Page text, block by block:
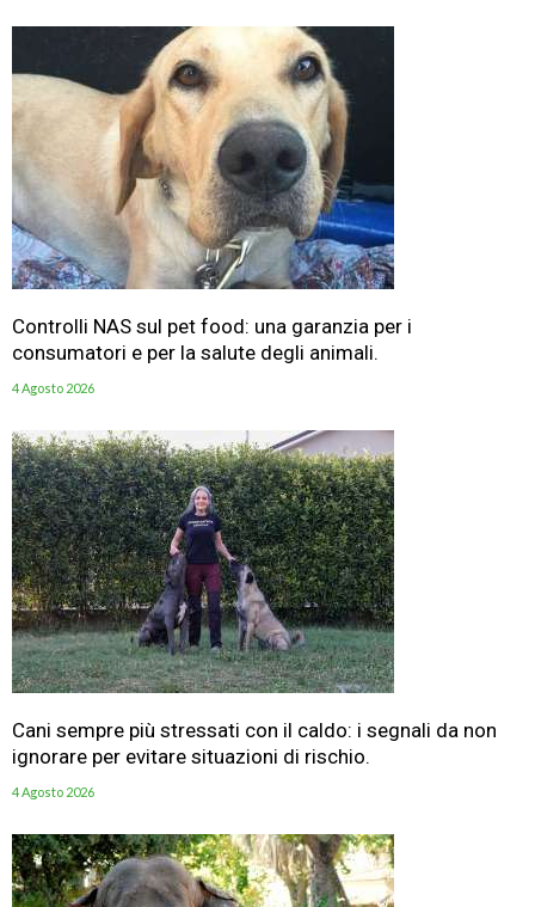
Controlli NAS sul pet food: una garanzia per i
consumatori e per la salute degli animali.
4 Agosto 2026
Cani sempre più stressati con il caldo: i segnali da non
ignorare per evitare situazioni di rischio.
4 Agosto 2026